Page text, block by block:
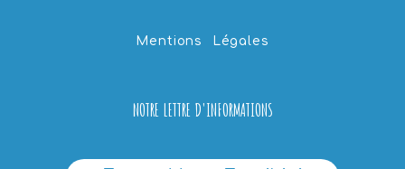
Mentions Légales
NOTRE LETTRE D'INFORMATIONS